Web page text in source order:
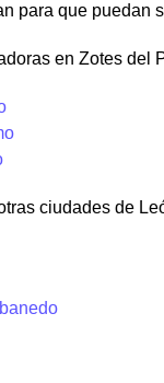
para que puedan
en Zotes del
ciudades de